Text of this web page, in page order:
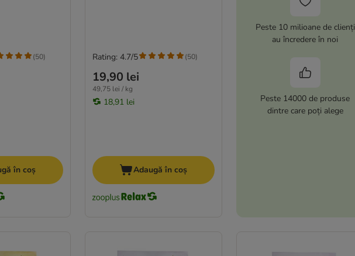
(50)
în coș
19,90 lei
49,75 lei / kg
18,91 lei
Rating: 4.7/5 (50)
Adaugă în coș
Peste 10 milioane de clienți
au încredere în noi
Peste 14000 de produse
dintre care poți alege